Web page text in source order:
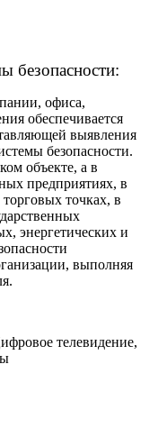
безопасности:
офиса,
обеспечивается
выявления
безопасности.
объекте, а в
предприятиях, в
точках, в
энергетических и
выполняя
телевидение,